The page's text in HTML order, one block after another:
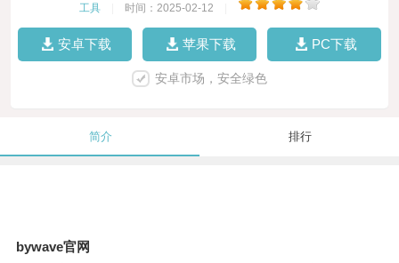
工具 时间：2025-02-12
安卓下载 苹果下载 PC下载
安卓市场，安全绿色
简介 排行
bywave官网